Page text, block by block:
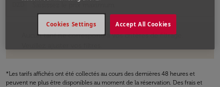
Aucun tarif ne correspond à vos critères de filtrage.
Aucun tarif ne correspond à vos critères de filtrage. Veuillez ajuster
*Les tarifs affichés ont été collectés au cours des dernières 48 heures et
peuvent ne plus être disponibles au moment de la réservation. Des frais et
Accept All Cookies
Cookies Settings